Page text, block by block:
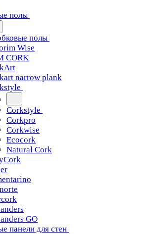
полы
полы
Wise
CORK
narrow plank
Corkstyle
Corkpro
Corkwise
Ecocork
Natural Cork
GO
панели для стен